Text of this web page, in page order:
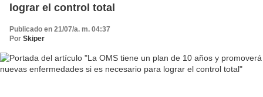
lograr el control total
Publicado en 21/07/a. m. 04:37
Por Skiper